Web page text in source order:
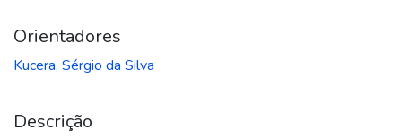
Orientadores
Kucera, Sérgio da Silva
Descrição